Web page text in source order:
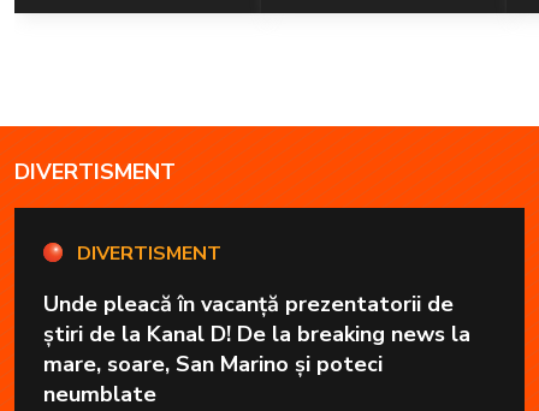
energia și turismul
amânate din cauza
DIVERTISMENT
DIVERTISMENT
Unde pleacă în vacanță prezentatorii de
știri de la Kanal D! De la breaking news la
mare, soare, San Marino și poteci
neumblate